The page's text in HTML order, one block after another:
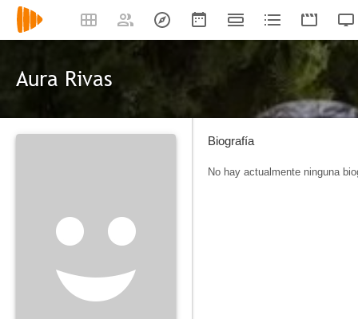
Aura Rivas
Biografía
No hay actualmente ninguna